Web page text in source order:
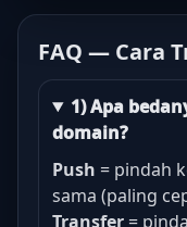
FAQ — Cara
1) Apa
domain?
Push = pindah
sama (paling
Transfer =